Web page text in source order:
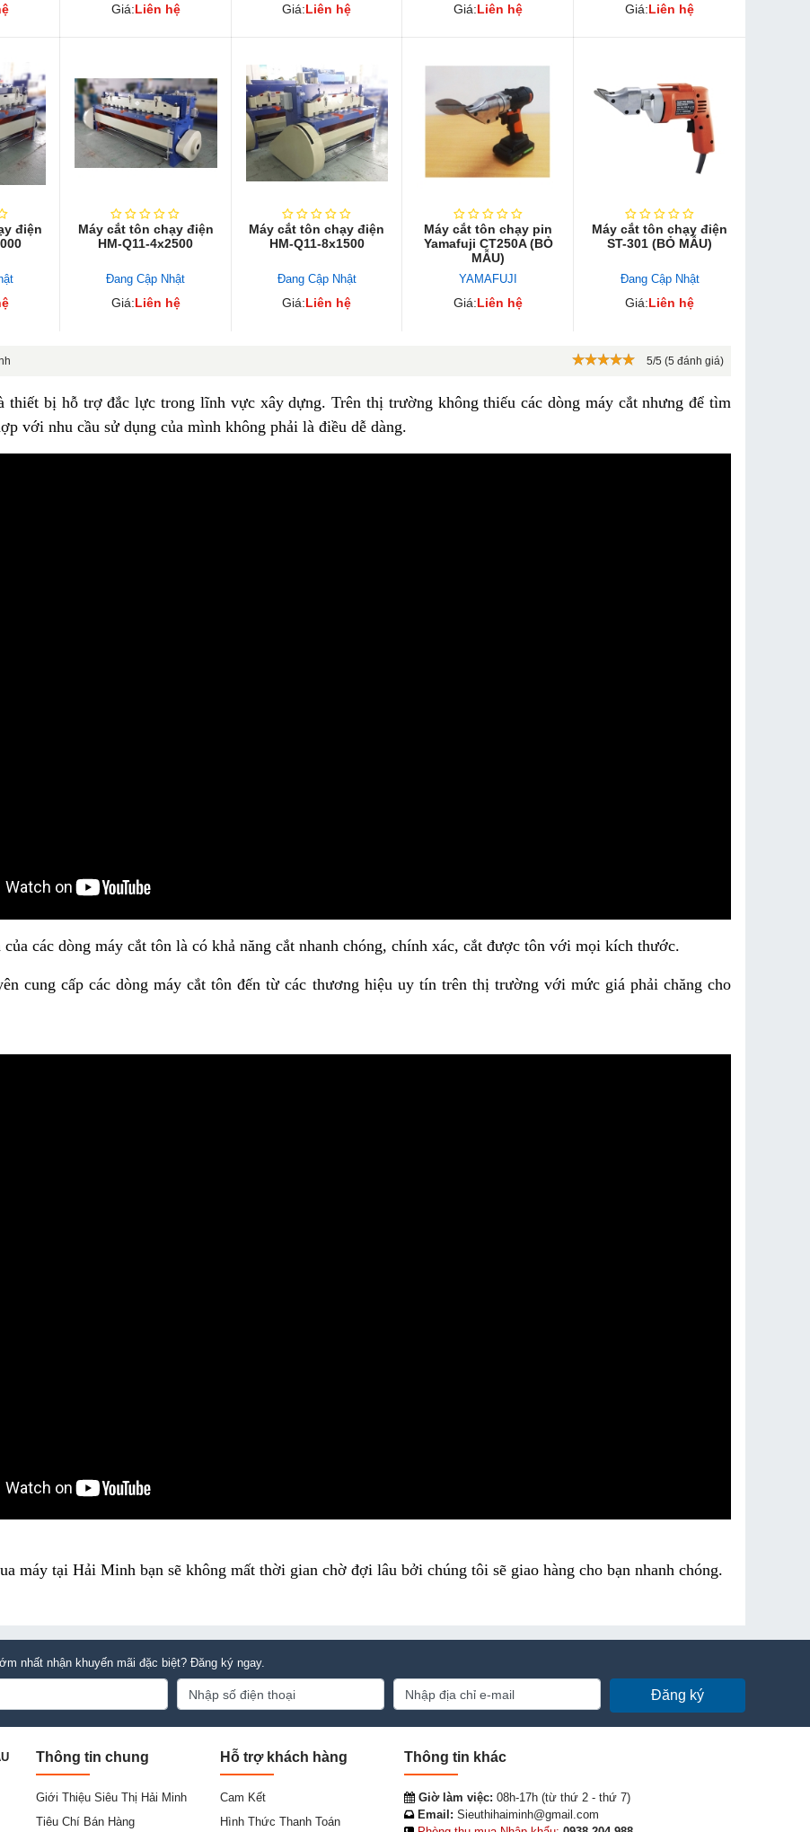
Giá:Liên hệ Giá:Liên hệ Giá:Liên hệ Giá:Liên hệ
điện
Máy cắt tôn chạy điện
HM-Q11-4x2500
Đang Cập Nhật
Giá:Liên hệ
Máy cắt tôn chạy điện
HM-Q11-8x1500
Đang Cập Nhật
Giá:Liên hệ
Máy cắt tôn chạy pin
Yamafuji CT250A (BỎ
MẪU)
YAMAFUJI
Giá:Liên hệ
Máy cắt tôn chạy điện
ST-301 (BỎ MẪU)
Đang Cập Nhật
Giá:Liên hệ
5/5 (5 đánh giá)
thiết bị hỗ trợ đắc lực trong lĩnh vực xây dựng. Trên thị trường không thiếu các dòng máy cắt nhưng để tìm
với nhu cầu sử dụng của mình không phải là điều dễ dàng.
các dòng máy cắt tôn là có khả năng cắt nhanh chóng, chính xác, cắt được tôn với mọi kích thước.
cung cấp các dòng máy cắt tôn đến từ các thương hiệu uy tín trên thị trường với mức giá phải chăng cho
máy tại Hải Minh bạn sẽ không mất thời gian chờ đợi lâu bởi chúng tôi sẽ giao hàng cho bạn nhanh chóng.
nhất nhận khuyến mãi đặc biệt? Đăng ký ngay.
Đăng ký
Thông tin chung
Giới Thiệu Siêu Thị Hải Minh
Tiêu Chí Bán Hàng
Hỗ trợ khách hàng
Cam Kết
Hình Thức Thanh Toán
Thông tin khác
Giờ làm việc: 08h-17h (từ thứ 2 - thứ 7)
Email: Sieuthihaiminh@gmail.com